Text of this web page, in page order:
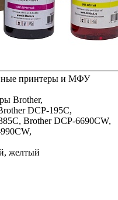
принтеры и МФУ
Brother,
DCP-195C,
Brother DCP-6690CW,
желтый